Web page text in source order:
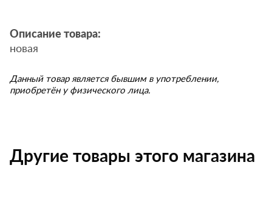
Описание товара:
новая
Данный товар является бывшим в употреблении,
приобретён у физического лица.
Другие товары этого магазина